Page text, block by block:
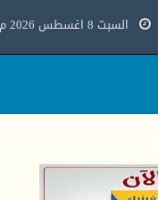
السبت 8 اغسطس 2026 م - 22 صفر 1448هـ